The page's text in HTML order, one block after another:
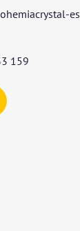
es
159